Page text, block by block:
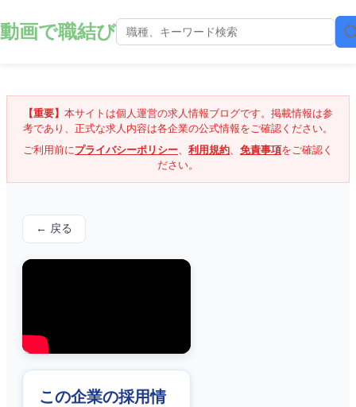
動画で職結び
【重要】 本サイトは個人運営の求人情報ブログです。掲載情報は参
考であり、正式な求人内容は各企業の公式情報をご確認ください。
ご利用前にプライバシーポリシー、 利用規約、 免責事項をご確認く
ださい。
← 戻る
この企業の採用情